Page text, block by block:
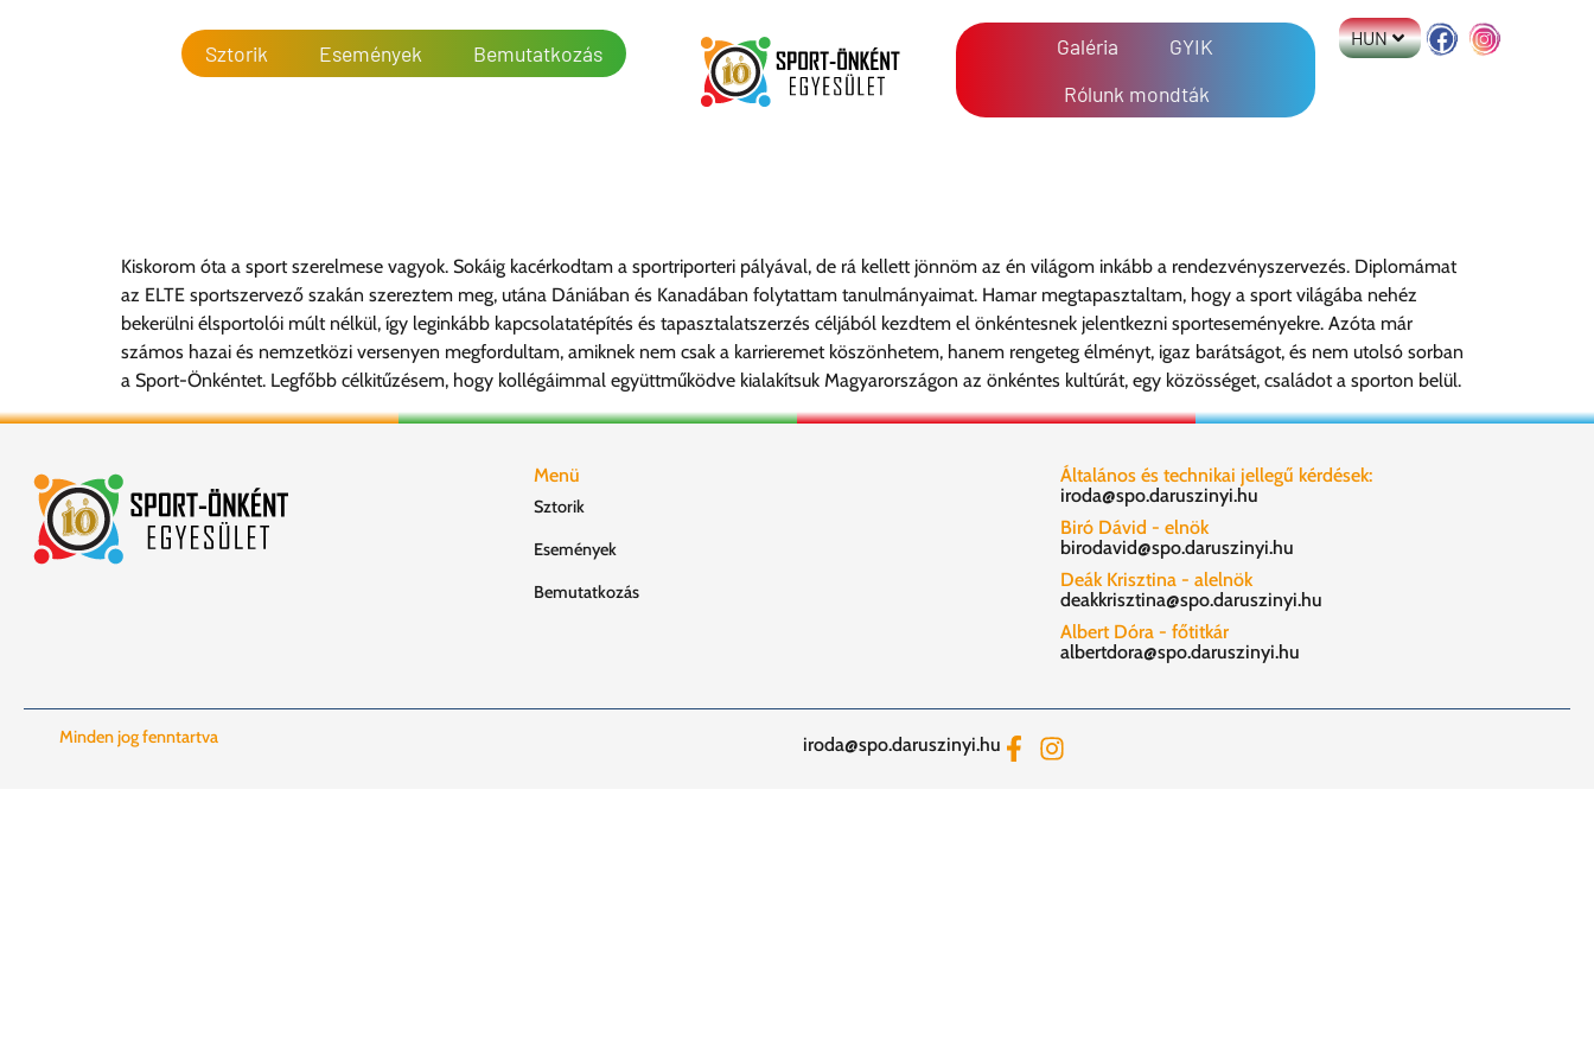
Sztorik Események Bemutatkozás Galéria
GYIK
Rólunk mondták
HUN
Kiskorom óta a sport szerelmese vagyok. Sokáig kacérkodtam a sportriporteri pályával, de rá kellett jönnöm az én világom inkább a rendezvényszervezés. Diplomámat
az ELTE sportszervező szakán szereztem meg, utána Dániában és Kanadában folytattam tanulmányaimat. Hamar megtapasztaltam, hogy a sport világába nehéz
bekerülni élsportolói múlt nélkül, így leginkább kapcsolatatépítés és tapasztalatszerzés céljából kezdtem el önkéntesnek jelentkezni sporteseményekre. Azóta már
számos hazai és nemzetközi versenyen megfordultam, amiknek nem csak a karrieremet köszönhetem, hanem rengeteg élményt, igaz barátságot, és nem utolsó sorban
a Sport-Önkéntet. Legfőbb célkitűzésem, hogy kollégáimmal együttműködve kialakítsuk Magyarországon az önkéntes kultúrát, egy közösséget, családot a sporton belül.
Menü
Sztorik
Események
Bemutatkozás
Általános és technikai jellegű kérdések:
iroda@spo.daruszinyi.hu
Biró Dávid - elnök
birodavid@spo.daruszinyi.hu
Deák Krisztina - alelnök
deakkrisztina@spo.daruszinyi.hu
Albert Dóra - főtitkár
albertdora@spo.daruszinyi.hu
Minden jog fenntartva iroda@spo.daruszinyi.hu